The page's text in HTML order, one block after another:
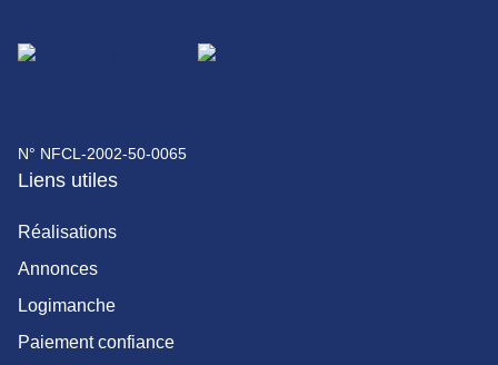
N° NFCL-2002-50-0065
Liens utiles
Réalisations
Annonces
Logimanche
Paiement confiance